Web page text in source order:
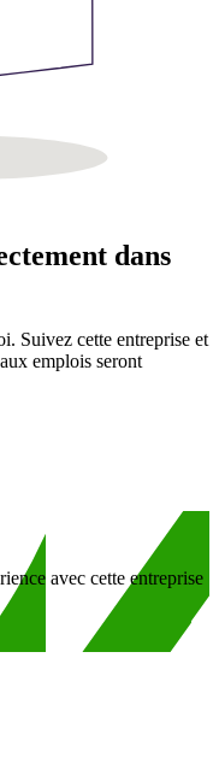
dans
Suivez cette entreprise et
emplois seront
avec cette entreprise